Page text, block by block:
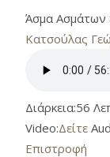
Άσμα Ασμάτων
Κατσούλας
Διάρκεια:56
Video:Δείτε
Επιστροφή